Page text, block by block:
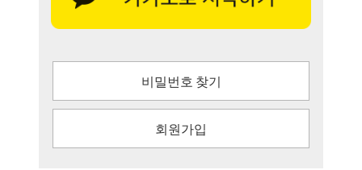
비밀번호 찾기
회원가입